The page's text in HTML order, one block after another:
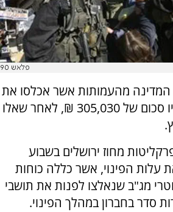
פלאש 90
המדינה מהעמותות אשר אכלסו את
בית השלום טרם פינויו סכום של 305,030 ₪, לאחר שאלו
מחוז ירושלים בשבוע
עלות הפינוי, אשר כללה כוחות
מג"ב שנאלצו לפנות את תושבי
סדר בחברון במהלך הפינוי.